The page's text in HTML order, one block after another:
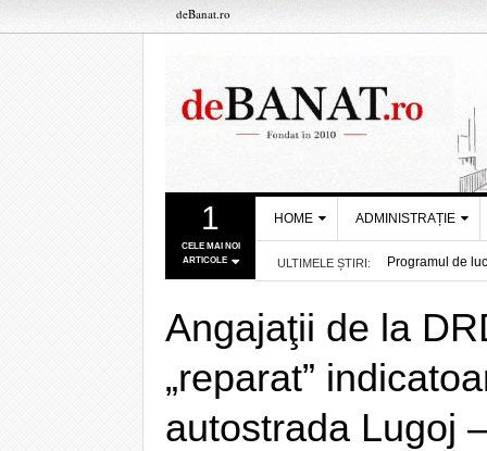
deBanat.ro
1
CELE MAI NOI
ARTICOLE
HOME
DESPRE NOI
POLITICA DE COOKIES
POLITICA DE
CONFIDENȚIALITATE
ADMINISTRAȚIE
PRIMĂRIA
CONSILIUL
JUDEŢEAN TIMIŞ
PREFECTURA
ULTIMELE ȘTIRI: Programul de
Sorin Şipoş
Debitele
Se închide
STPT anunță
Recurs la
- acum 20 ore
Apele Române
Se închide
Angajaţii de la
„reparat”
autostrada Lugoj